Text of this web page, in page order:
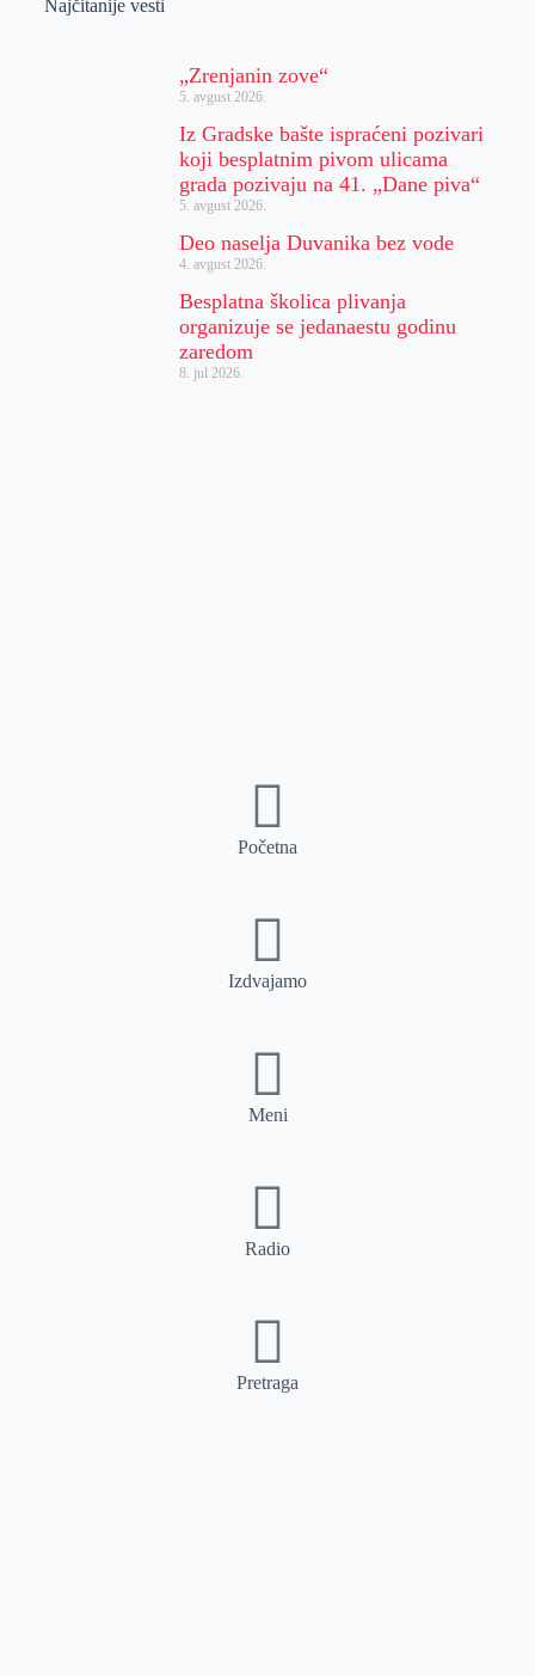
Najčitanije vesti
„Zrenjanin zove“
5. avgust 2026.
Iz Gradske bašte ispraćeni pozivari
koji besplatnim pivom ulicama
grada pozivaju na 41. „Dane piva“
5. avgust 2026.
Deo naselja Duvanika bez vode
4. avgust 2026.
Besplatna školica plivanja
organizuje se jedanaestu godinu
zaredom
8. jul 2026.
Početna
Izdvajamo
Meni
Radio
Pretraga